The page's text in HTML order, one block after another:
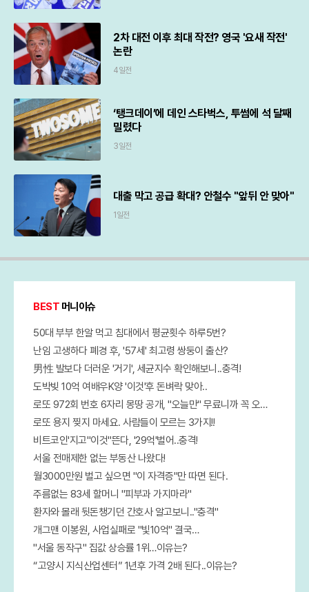
2차 대전 이후 최대 작전? 영국 '요새 작전'
논란
4일전
‘탱크데이’에 데인 스타벅스, 투썸에 석 달째
밀렸다
3일전
대출 막고 공급 확대? 안철수 "앞뒤 안 맞아"
1일전
BEST 머니이슈
50대 부부 한알 먹고 침대에서 평균횟수 하루5번?
난임 고생하다 폐경 후, '57세' 최고령 쌍둥이 출산?
男性 발보다 더러운 '거기', 세균지수 확인해보니..충격!
도박빚 10억 여배우K양 '이것'후 돈벼락 맞아..
로또 972회 번호 6자리 몽땅 공개, "오늘만" 무료니까 꼭 오늘 확인하세요.
로또 용지 찢지 마세요. 사람들이 모르는 3가지!!
비트코인'지고"이것"뜬다, '29억'벌어..충격!
서울 전매제한 없는 부동산 나왔다!
월3000만원 벌고 싶으면 "이 자격증"만 따면 된다.
주름없는 83세 할머니 "피부과 가지마라"
환자와 몰래 뒷돈챙기던 간호사 알고보니.."충격"
개그맨 이봉원, 사업실패로 "빛10억" 결국…
"서울 동작구" 집값 상승률 1위…이유는?
“고양시 지식산업센터” 1년후 가격 2배 된다..이유는?